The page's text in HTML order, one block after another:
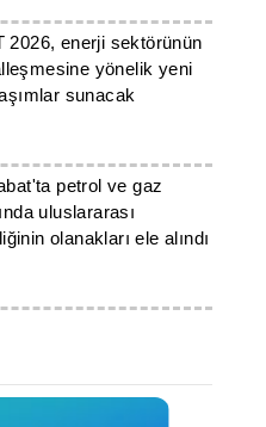
2026, enerji sektörünün
yönelik yeni
sunacak
petrol ve gaz
uluslararası
olanakları ele alındı